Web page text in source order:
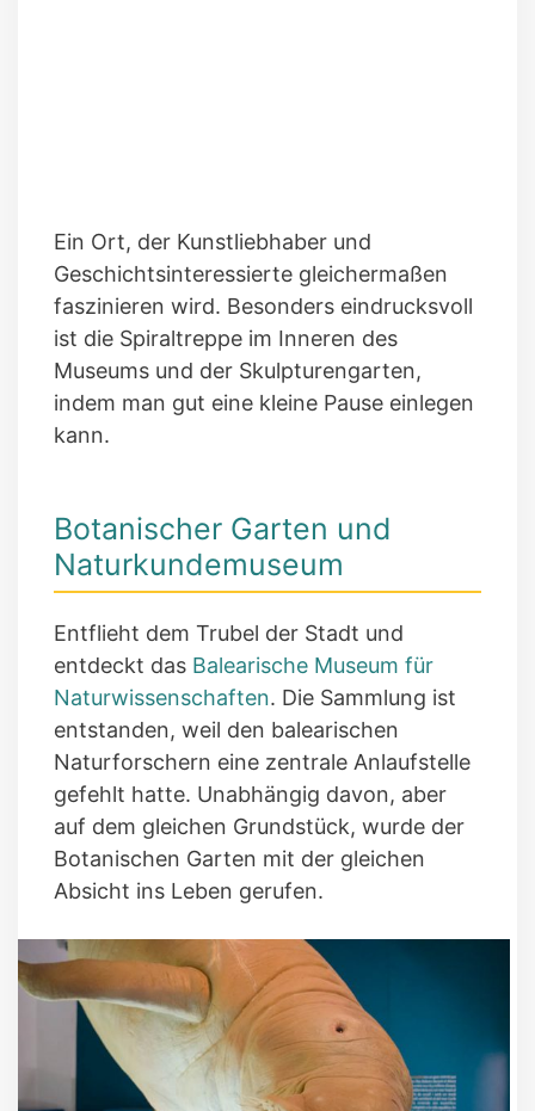
Ein Ort, der Kunstliebhaber und
Geschichtsinteressierte gleichermaßen
faszinieren wird. Besonders eindrucksvoll
ist die Spiraltreppe im Inneren des
Museums und der Skulpturengarten,
indem man gut eine kleine Pause einlegen
kann.
Botanischer Garten und
Naturkundemuseum
Entflieht dem Trubel der Stadt und
entdeckt das Balearische Museum für
Naturwissenschaften. Die Sammlung ist
entstanden, weil den balearischen
Naturforschern eine zentrale Anlaufstelle
gefehlt hatte. Unabhängig davon, aber
auf dem gleichen Grundstück, wurde der
Botanischen Garten mit der gleichen
Absicht ins Leben gerufen.